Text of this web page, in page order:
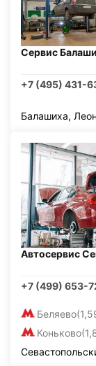
Сервис
+7 (495) 431-
Балашиха,
Автосервис
+7 (499) 653-
Беляево
Коньково